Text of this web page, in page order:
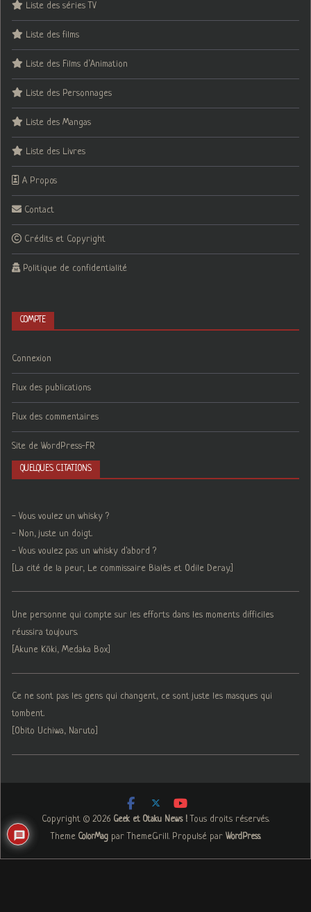
Liste des séries TV
Liste des films
Liste des Films d’Animation
Liste des Personnages
Liste des Mangas
Liste des Livres
A Propos
Contact
Crédits et Copyright
Politique de confidentialité
COMPTE
Connexion
Flux des publications
Flux des commentaires
Site de WordPress-FR
QUELQUES CITATIONS
- Vous voulez un whisky ?
- Non, juste un doigt.
- Vous voulez pas un whisky d'abord ?
[La cité de la peur, Le commissaire Bialès et Odile Deray.]
Une personne qui compte sur les efforts dans les moments difficiles
réussira toujours.
[Akune Kōki, Medaka Box]
Ce ne sont pas les gens qui changent, ce sont juste les masques qui
tombent.
[Obito Uchiwa, Naruto]
Copyright © 2026 Geek et Otaku News !. Tous droits réservés.
Theme ColorMagpar ThemeGrill. Propulsé par WordPress.